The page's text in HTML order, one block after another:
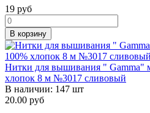
19 руб
В корзину
Нитки для вышивания " Gamma"
хлопок 8 м №3017 сливовый
В наличии: 147 шт
20.00 руб